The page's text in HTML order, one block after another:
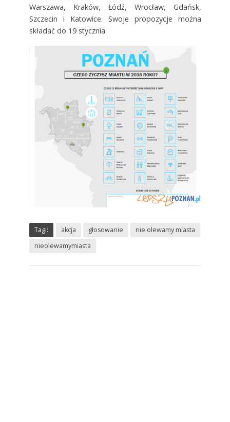
Warszawa, Kraków, Łódź, Wrocław, Gdańsk,
Szczecin i Katowice. Swoje propozycje można
składać do 19 stycznia.
Tagi: akcja głosowanie
nie olewamy miasta
nieolewamymiasta